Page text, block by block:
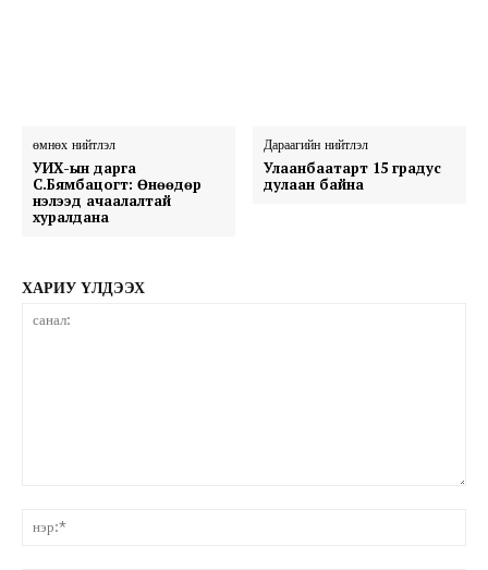
өмнөх нийтлэл
УИХ-ын дарга
С.Бямбацогт: Өнөөдөр
нэлээд ачаалалтай
хуралдана
Дараагийн нийтлэл
Улаанбаатарт 15 градус
дулаан байна
ХАРИУ ҮЛДЭЭХ